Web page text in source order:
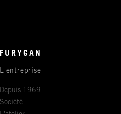
FURYGAN
L'entreprise
Depuis 1969
Société